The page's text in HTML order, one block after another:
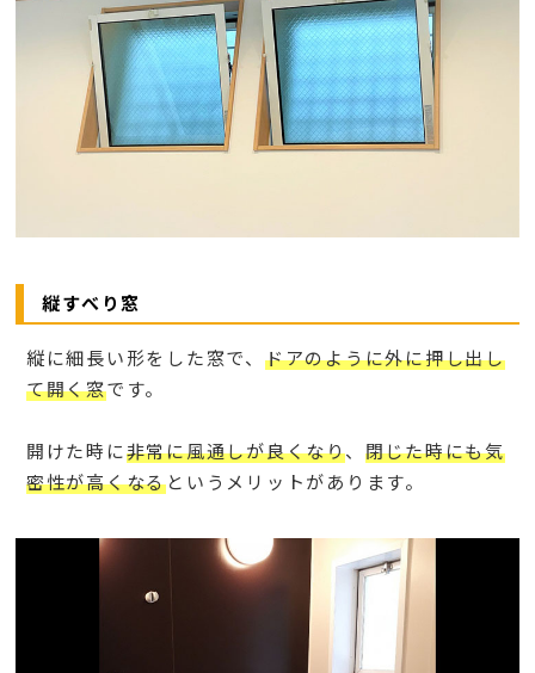
縦すべり窓
縦に細長い形をした窓で、 ドアのように外に押し出し
て開く窓です。
開けた時に非常に風通しが良くなり、 閉じた時にも気
密性が高くなるというメリットがあります。